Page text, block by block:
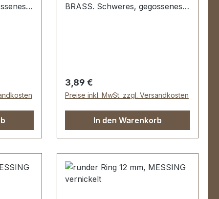
BRASS. Schweres, gegossenes
mm, Materialstärke: 4,7 mm.
Lieferumfang: 1 Stück Ring
Regulärer Preis:
3,89 €
Preise inkl. MwSt. zzgl. Versandkosten
In den Warenkorb